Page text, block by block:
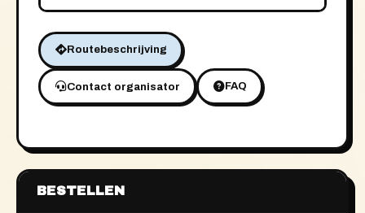
Routebeschrijving
Contact organisator FAQ
BESTELLEN